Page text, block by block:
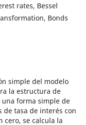
rates, Bessel
Bonds
simple del modelo
la estructura de
una forma simple de
tasa de interés con
cero, se calcula la